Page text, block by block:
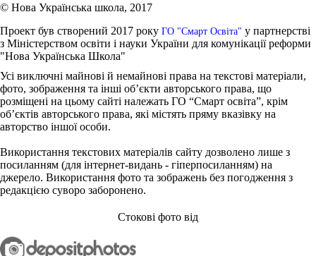
© Нова Українська школа, 2017
Проект був створений 2017 року ГО "Смарт Освіта" у партнерстві
з Міністерством освіти і науки України для комунікації реформи
"Нова Українська Школа"
Усі виключні майнові й немайнові права на текстові матеріали,
фото, зображення та інші об’єкти авторського права, що
розміщені на цьому сайті належать ГО “Смарт освіта”, крім
об’єктів авторського права, які містять пряму вказівку на
авторство іншої особи.
Використання текстових матеріалів сайту дозволено лише з
посиланням (для інтернет-видань - гіперпосиланням) на
джерело. Використання фото та зображень без погодження з
редакцією суворо заборонено.
Стокові фото від